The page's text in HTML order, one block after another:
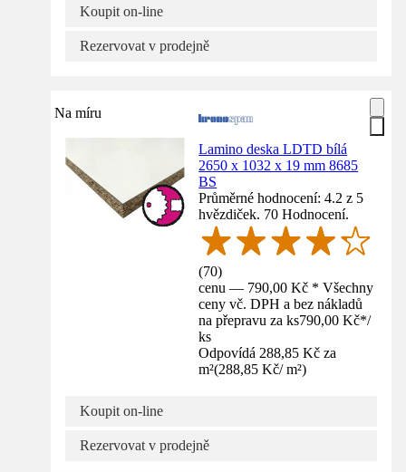
Koupit on-line
Rezervovat v prodejně
Na míru
Lamino deska LDTD bílá
2650 x 1032 x 19 mm 8685
BS
Průměrné hodnocení: 4.2 z 5
hvězdiček. 70 Hodnocení.
(70)
cenu — 790,00 Kč * Všechny
ceny vč. DPH a bez nákladů
na přepravu za ks790,00 Kč*/
ks
Odpovídá 288,85 Kč za
m²(288,85 Kč/ m²)
Koupit on-line
Rezervovat v prodejně